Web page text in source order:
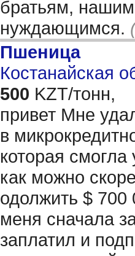
братьям,
нуждающимся.
Пшеница
Костанайская
500 KZT/тонн,
привет Мне
в
которая
как можно
одолжить $
меня сначала
заплатил и